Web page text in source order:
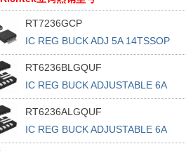
RT7236GCP
IC REG BUCK ADJ 5A 14TSSOP
RT6236BLGQUF
IC REG BUCK ADJUSTABLE 6A
13UQFN
RT6236ALGQUF
IC REG BUCK ADJUSTABLE 6A
13UQFN